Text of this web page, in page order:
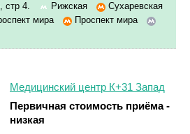
стр 4. Рижская
Сухаревская
мира
Проспект мира
Медицинский центр К+31 Запад
Первичная стоимость приёма -
низкая